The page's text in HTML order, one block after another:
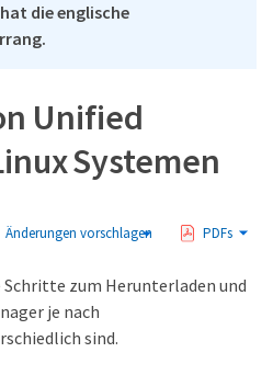
die englische
Unified
Systemen
Änderungen vorschlagen PDFs
Schritte zum Herunterladen und
je nach
sind.